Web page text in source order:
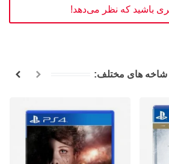
باشید که نظر می‌دهد!